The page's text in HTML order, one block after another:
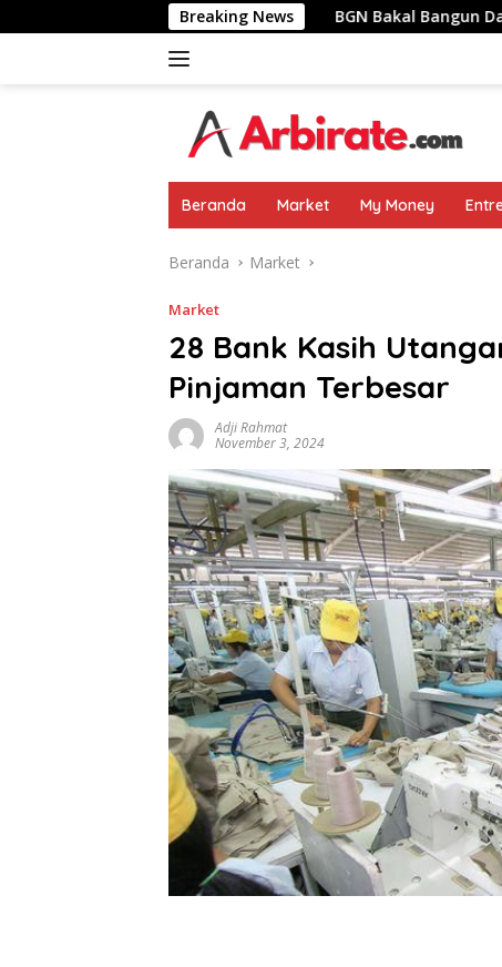
ke
Breaking News
BGN Bakal Bangun Dapur MBG Di
Beranda Market My Money
Beranda Market
Market
28 Bank Kasih
Pinjaman Terbesar
Adji Rahmat
November 3, 2024